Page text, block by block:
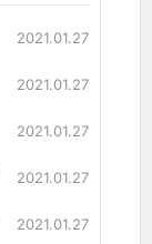
2021.01.27
2021.01.27
2021.01.27
2021.01.27
2021.01.27